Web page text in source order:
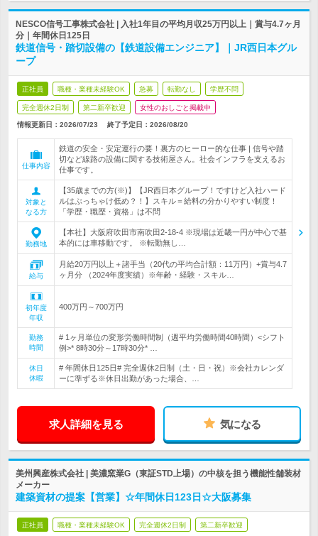
NESCO信号工事株式会社 | 入社1年目の平均月収25万円以上｜賞与4.7ヶ月
分｜年間休日125日
鉄道信号・踏切設備の【鉄道設備エンジニア】｜JR西日本グル
ープ
正社員 職種・業種未経験OK 急募 転勤なし 学歴不問
完全週休2日制 第二新卒歓迎 女性のおしごと掲載中
情報更新日：2026/07/23 終了予定日： 2026/08/20
仕事内容
鉄道の安全・安定運行の要！裏方のヒーロー的な仕事 | 信号や踏
切など線路の設備に関する技術屋さん。社会インフラを支えるお
仕事です。
対象と
なる方
【35歳までの方(※)】【JR西日本グループ！ですけど入社ハード
ルはぶっちゃけ低め？！】スキル＝給料の分かりやすい制度！
「学歴・職歴・資格」は不問
勤務地
【本社】大阪府吹田市南吹田2-18-4 ※現場は近畿一円が中心で基
本的には車移動です。 ※転勤無し…
給与
月給20万円以上＋諸手当（20代の平均合計額：11万円）+賞与4.7
ヶ月分 （2024年度実績）※年齢・経験・スキル…
初年度
年収
400万円～700万円
勤務
時間
# 1ヶ月単位の変形労働時間制（週平均労働時間40時間）<シフト
例>* 8時30分～17時30分* …
休日
休暇
# 年間休日125日# 完全週休2日制（土・日・祝）※会社カレンダ
ーに準ずる※休日出勤があった場合、…
求人詳細を見る 気になる
美州興産株式会社 | 美濃窯業G（東証STD上場）の中核を担う機能性舗装材
メーカー
建築資材の提案【営業】☆年間休日123日☆大阪募集
正社員 職種・業種未経験OK 完全週休2日制 第二新卒歓迎